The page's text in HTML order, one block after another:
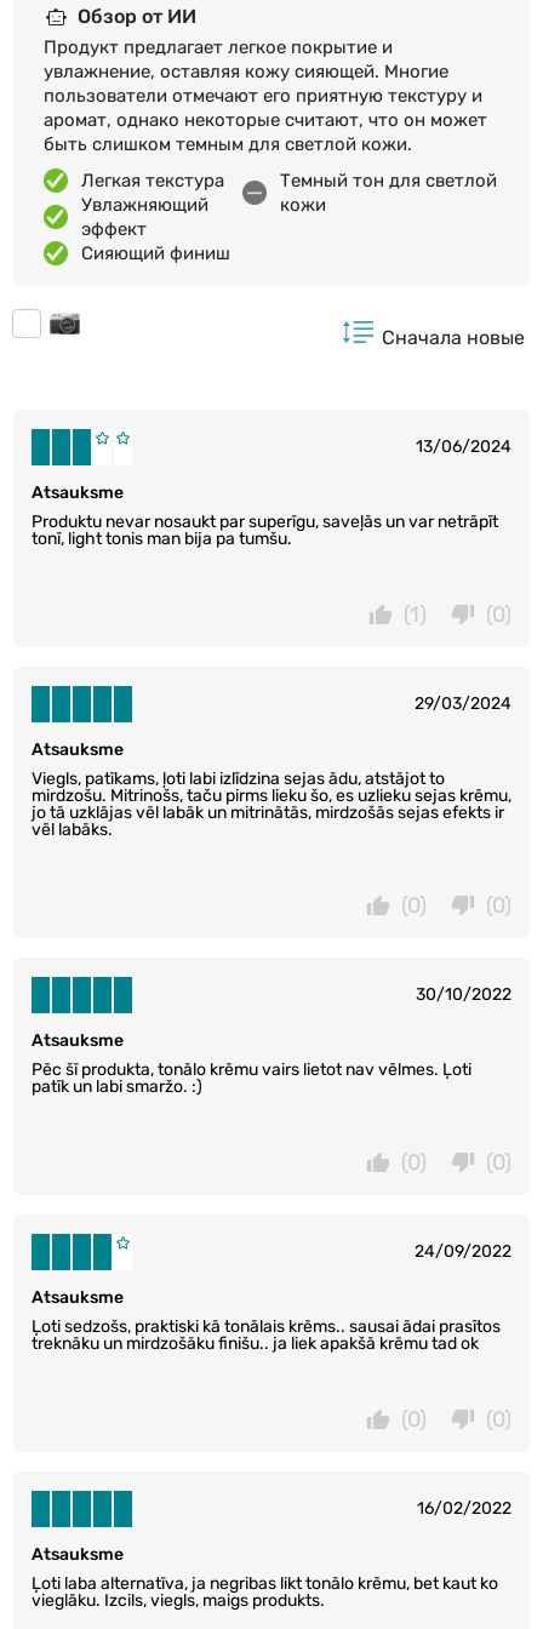
Обзор от ИИ
Продукт предлагает легкое покрытие и
увлажнение, оставляя кожу сияющей. Многие
пользователи отмечают его приятную текстуру и
аромат, однако некоторые считают, что он может
быть слишком темным для светлой кожи.
Легкая текстура
Увлажняющий
эффект
Сияющий финиш
Темный тон для светлой
кожи
Сначала новые
13/06/2024
Atsauksme
Produktu nevar nosaukt par superīgu, saveļās un var netrāpīt
tonī, light tonis man bija pa tumšu.
(0)
(1)
29/03/2024
Atsauksme
Viegls, patīkams, ļoti labi izlīdzina sejas ādu, atstājot to
mirdzošu. Mitrinošs, taču pirms lieku šo, es uzlieku sejas krēmu,
jo tā uzklājas vēl labāk un mitrinātās, mirdzošās sejas efekts ir
vēl labāks.
(0)
(0)
30/10/2022
Atsauksme
Pēc šī produkta, tonālo krēmu vairs lietot nav vēlmes. Ļoti
patīk un labi smaržo. :)
(0)
(0)
24/09/2022
Atsauksme
Ļoti sedzošs, praktiski kā tonālais krēms.. sausai ādai prasītos
treknāku un mirdzošāku finišu.. ja liek apakšā krēmu tad ok
(0)
(0)
16/02/2022
Atsauksme
Ļoti laba alternatīva, ja negribas likt tonālo krēmu, bet kaut ko
vieglāku. Izcils, viegls, maigs produkts.